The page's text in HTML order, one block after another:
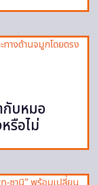
กับหมอ
รือไม่